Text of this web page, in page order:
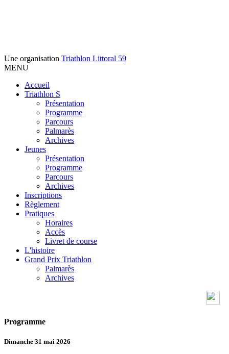
Une organisation Triathlon Littoral 59
MENU
Accueil
Triathlon S
Présentation
Programme
Parcours
Palmarès
Archives
Jeunes
Présentation
Programme
Parcours
Archives
Inscriptions
Règlement
Pratiques
Horaires
Accès
Livret de course
L'histoire
Grand Prix Triathlon
Palmarès
Archives
Programme
Dimanche 31 mai 2026